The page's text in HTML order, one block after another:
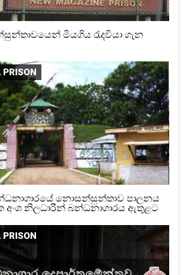
මියගිය රැදවියා ගැන
නොසන්සුන්තාව පාලනය
නිලධාරීන් බන්ධනාගාරය ඇතුළට